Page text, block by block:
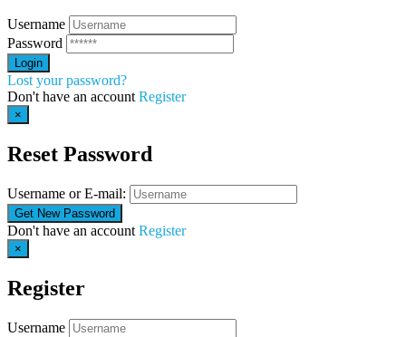
Username
Password
Lost your password?
Don't have an account Register
×
Reset Password
Username or E-mail:
Don't have an account Register
×
Register
Username